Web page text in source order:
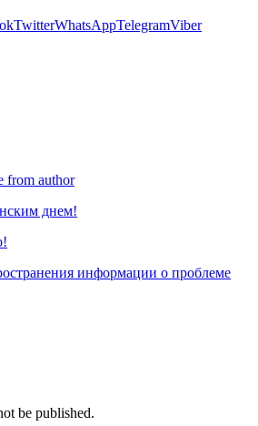
TwitterWhatsAppTelegramViber
from author
днем!
информации о проблеме
be published.